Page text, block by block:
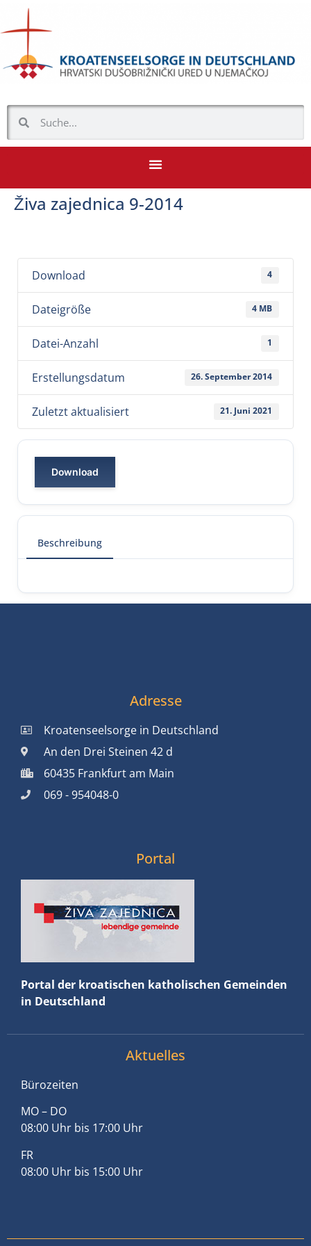
Živa zajednica 9-2014
Download 4
Dateigröße 4 MB
Datei-Anzahl 1
Erstellungsdatum 26. September 2014
Zuletzt aktualisiert 21. Juni 2021
Download
Beschreibung
Adresse
Kroatenseelsorge in Deutschland
An den Drei Steinen 42 d
60435 Frankfurt am Main
069 - 954048-0
Portal
Portal der kroatischen katholischen Gemeinden
in Deutschland
Aktuelles
Bürozeiten
MO – DO
08:00 Uhr bis 17:00 Uhr
FR
08:00 Uhr bis 15:00 Uhr